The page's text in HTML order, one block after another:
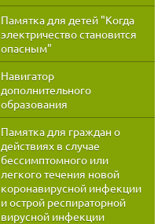
Памятка для детей "Когда
электричество становится
опасным"
Навигатор
дополнительного
образования
Памятка для граждан о
действиях в случае
бессимптомного или
легкого течения новой
коронавирусной инфекции
и острой респираторной
вирусной инфекции